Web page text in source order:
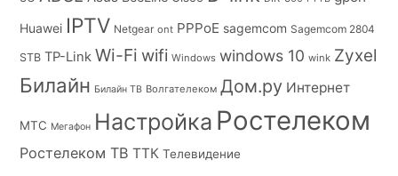
Huawei IPTV Netgear ont PPPoE sagemcom Sagemcom 2804
STB TP-Link Wi-Fi wifi Windows windows 10 wink Zyxel
Билайн Билайн ТВ Волгателеком Дом.ру Интернет
МТС Мегафон Настройка Ростелеком
Ростелеком ТВ ТТК Телевидение